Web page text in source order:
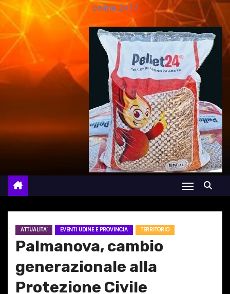
online 24/7
ATTUALITA' EVENTI UDINE E PROVINCIA TERRITORIO
Palmanova, cambio
generazionale alla
Protezione Civile